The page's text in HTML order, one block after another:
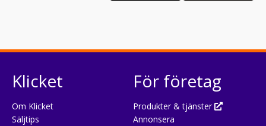
Klicket
Om Klicket
Säljtips
För företag
Produkter & tjänster
Annonsera